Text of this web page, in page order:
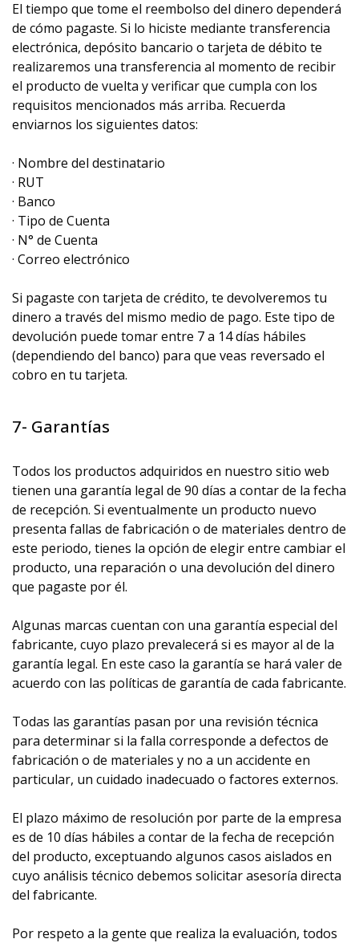
El tiempo que tome el reembolso del dinero dependerá
de cómo pagaste. Si lo hiciste mediante transferencia
electrónica, depósito bancario o tarjeta de débito te
realizaremos una transferencia al momento de recibir
el producto de vuelta y verificar que cumpla con los
requisitos mencionados más arriba. Recuerda
enviarnos los siguientes datos:
· Nombre del destinatario
· RUT
· Banco
· Tipo de Cuenta
· N° de Cuenta
· Correo electrónico
Si pagaste con tarjeta de crédito, te devolveremos tu
dinero a través del mismo medio de pago. Este tipo de
devolución puede tomar entre 7 a 14 días hábiles
(dependiendo del banco) para que veas reversado el
cobro en tu tarjeta.
7- Garantías
Todos los productos adquiridos en nuestro sitio web
tienen una garantía legal de 90 días a contar de la fecha
de recepción. Si eventualmente un producto nuevo
presenta fallas de fabricación o de materiales dentro de
este periodo, tienes la opción de elegir entre cambiar el
producto, una reparación o una devolución del dinero
que pagaste por él.
Algunas marcas cuentan con una garantía especial del
fabricante, cuyo plazo prevalecerá si es mayor al de la
garantía legal. En este caso la garantía se hará valer de
acuerdo con las políticas de garantía de cada fabricante.
Todas las garantías pasan por una revisión técnica
para determinar si la falla corresponde a defectos de
fabricación o de materiales y no a un accidente en
particular, un cuidado inadecuado o factores externos.
El plazo máximo de resolución por parte de la empresa
es de 10 días hábiles a contar de la fecha de recepción
del producto, exceptuando algunos casos aislados en
cuyo análisis técnico debemos solicitar asesoría directa
del fabricante.
Por respeto a la gente que realiza la evaluación, todos